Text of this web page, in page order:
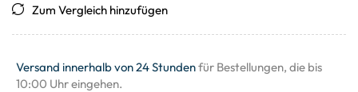
Zum Vergleich hinzufügen
Versand innerhalb von 24 Stundenfür Bestellungen, die bis
10:00 Uhr eingehen.